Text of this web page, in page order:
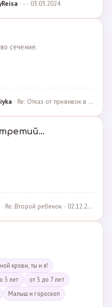
· - · 03.03.2024
сечение.
· Re: Отказ от прививок в роддоме · 07.05.2022
· Re: Второй ребенок · 02.12.2023
крови, ты и я!
3 лет
от 3 до 7 лет
Малыш и гороскоп